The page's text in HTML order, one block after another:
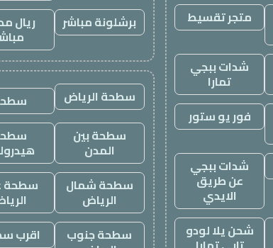
متجر تقسيط
شدات ببجي
تمارا
فور يو ستور
شدات ببجي
عن طريق
الايدي
شحن يلا لودو
برشلونة مباشر
ريال
سطحة الرياض
سطحة بين
المدن
سطحة شمال
الرياض
سطحة
سطحة جنوب
اقرب